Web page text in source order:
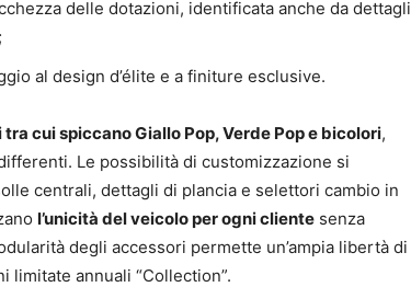
delle dotazioni, identificata anche da dettagli
al design d’élite e a finiture esclusive.
cui spiccano Giallo Pop, Verde Pop e bicolori,
Le possibilità di customizzazione si
centrali, dettagli di plancia e selettori cambio in
l’unicità del veicolo per ogni cliente senza
degli accessori permette un’ampia libertà di
limitate annuali “Collection”.